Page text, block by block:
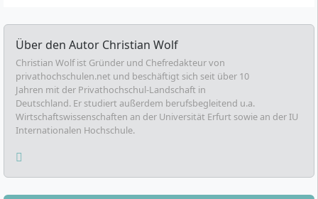
Über den Autor Christian Wolf
Christian Wolf ist Gründer und Chefredakteur von
privathochschulen.net und beschäftigt sich seit über 10
Jahren mit der Privathochschul-Landschaft in
Deutschland. Er studiert außerdem berufsbegleitend u.a.
Wirtschaftswissenschaften an der Universität Erfurt sowie an der IU
Internationalen Hochschule.